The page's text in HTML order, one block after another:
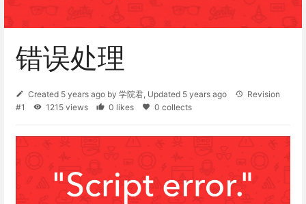
错误处理
Created 5 years ago by 学院君, Updated 5 years ago
Revision
#1
1215 views 0 likes 0 collects